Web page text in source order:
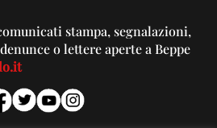
stampa, segnalazioni,
o lettere aperte a Beppe